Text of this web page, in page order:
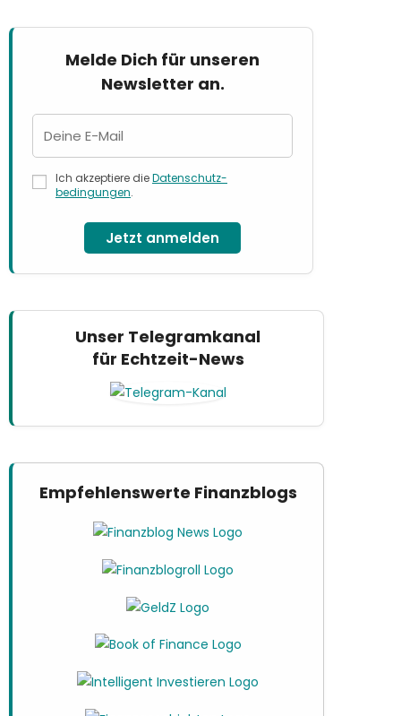
Melde Dich für unseren
Newsletter an.
Ich akzeptiere dieDatenschutz­
bedingungen.
Jetzt anmelden
Unser Telegramkanal
für Echtzeit-News
Empfehlenswerte Finanzblogs